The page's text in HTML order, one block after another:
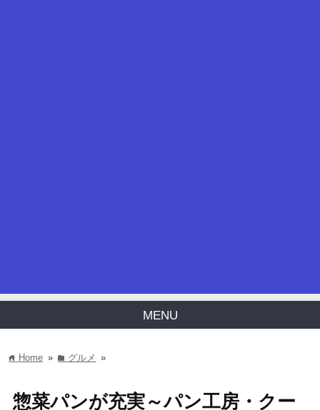
MENU
home Home » folder グルメ »
惣菜パンが充実～パン工房・クー